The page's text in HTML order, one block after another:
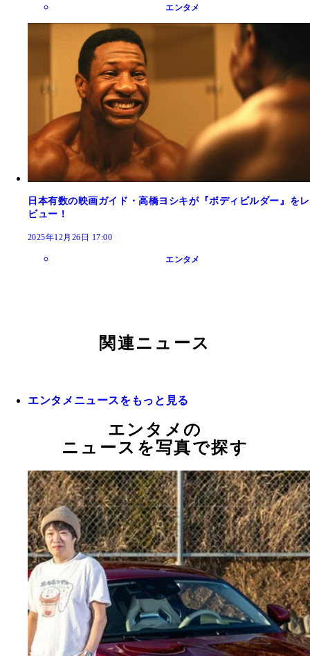
エンタメ
日本有数の映画ガイド・高橋ヨシキが『ボディビルダー』をレ
ビュー！
2025年12月26日 17:00
エンタメ
関連ニュース
エンタメニュースをもっと見る
エンタメの
ニュースを写真で探す